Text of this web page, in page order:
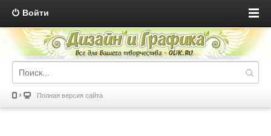
Войти
Полная версия сайта